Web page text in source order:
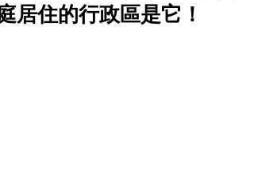
居住的行政區是它！